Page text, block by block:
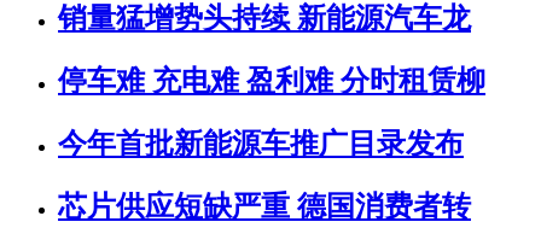
销量猛增势头持续 新能源汽车龙
停车难 充电难 盈利难 分时租赁柳
今年首批新能源车推广目录发布
芯片供应短缺严重 德国消费者转